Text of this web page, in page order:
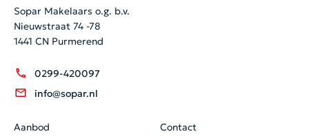
Sopar Makelaars o.g. b.v.
Nieuwstraat 74 -78
1441 CN Purmerend
0299-420097
info@sopar.nl
Aanbod
Contact